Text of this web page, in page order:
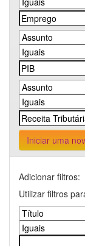
Iniciar uma
Adicionar filtros:
Utilizar filtros